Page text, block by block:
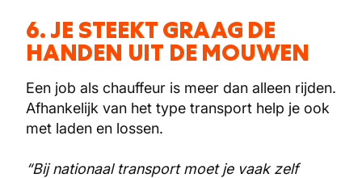
6. JE STEEKT GRAAG DE
HANDEN UIT DE MOUWEN
Een job als chauffeur is meer dan alleen rijden.
Afhankelijk van het type transport help je ook
met laden en lossen.
“Bij nationaal transport moet je vaak zelf